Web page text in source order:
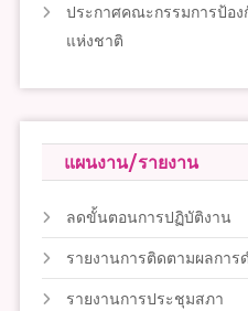
ประกาศคณะกรรมการป้อ
แห่งชาติ
แผนงาน/รายงาน
ลดขั้นตอนการปฏิบัติงาน
รายงานการติดตามผลการ
รายงานการประชุมสภา